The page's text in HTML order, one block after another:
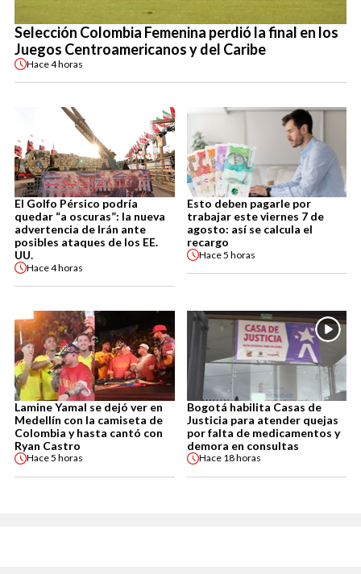
Selección Colombia Femenina perdió la final en los
Juegos Centroamericanos y del Caribe
Hace4 horas
El Golfo Pérsico podría
quedar “a oscuras”: la nueva
advertencia de Irán ante
posibles ataques de los EE.
UU.
Hace4 horas
Esto deben pagarle por
trabajar este viernes 7 de
agosto: así se calcula el
recargo
Hace5 horas
Lamine Yamal se dejó ver en
Medellín con la camiseta de
Colombia y hasta cantó con
Ryan Castro
Hace5 horas
Bogotá habilita Casas de
Justicia para atender quejas
por falta de medicamentos y
demora en consultas
Hace 18 horas